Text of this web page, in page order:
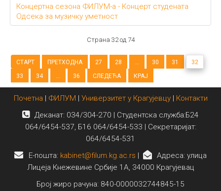
Концертна сезона ФИЛУМ-а - Концерт студената
Одсека за музичку уметност
Страна 32 од 74
СТАРТ ПРЕТХОДНА 27 28 ... 30 31
32
33
34 ... 36 СЛЕДЕЋА КРАЈ
Почетна | ФИЛУМ | Универзитет у Крагујевцу| Контакти
Деканат: 034/304-270 | Студентска служба:Б24
064/6454-537, Б16 064/6454-533 | Секретаријат:
064/6454-531
E-пошта: kabinet@filum.kg.ac.rs |
Адреса: улица
Лицеја Кнежевине Србије 1А, 34000 Крагујевац
Број жиро рачуна: 840-0000032744845-15